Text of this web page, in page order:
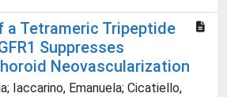
a Tetrameric Tripeptide
Suppresses
Neovascularization
Iaccarino, Emanuela; Cicatiello,